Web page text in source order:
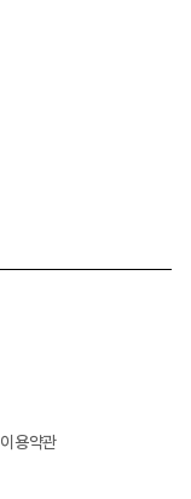
이용약관